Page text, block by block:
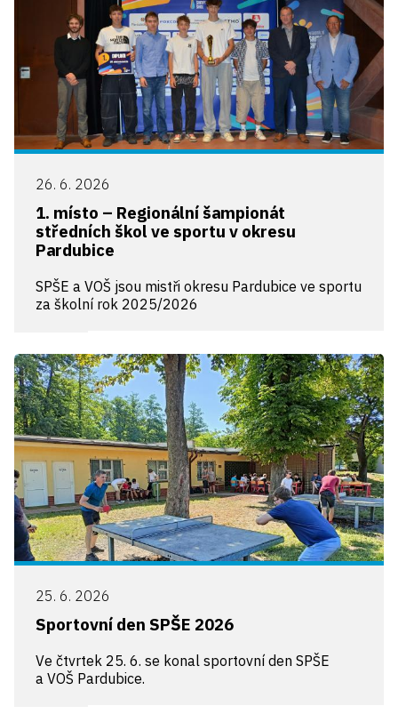
26. 6. 2026
1. místo – Regionální šampionát
středních škol ve sportu v okresu
Pardubice
SPŠE a VOŠ jsou mistři okresu Pardubice ve sportu
za školní rok 2025/2026
25. 6. 2026
Sportovní den SPŠE 2026
Ve čtvrtek 25. 6. se konal sportovní den SPŠE
a VOŠ Pardubice.